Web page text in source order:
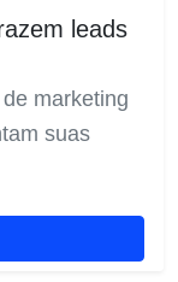
leads
marketing
suas